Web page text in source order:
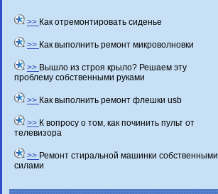
>> Как отремонтировать сиденье
>> Как выполнить ремонт микроволновки
>> Вышло из строя крыло? Решаем эту
проблему собственными руками
>> Как выполнить ремонт флешки usb
>> К вопросу о том, как починить пульт от
телевизора
>> Ремонт стиральной машинки собственными
силами